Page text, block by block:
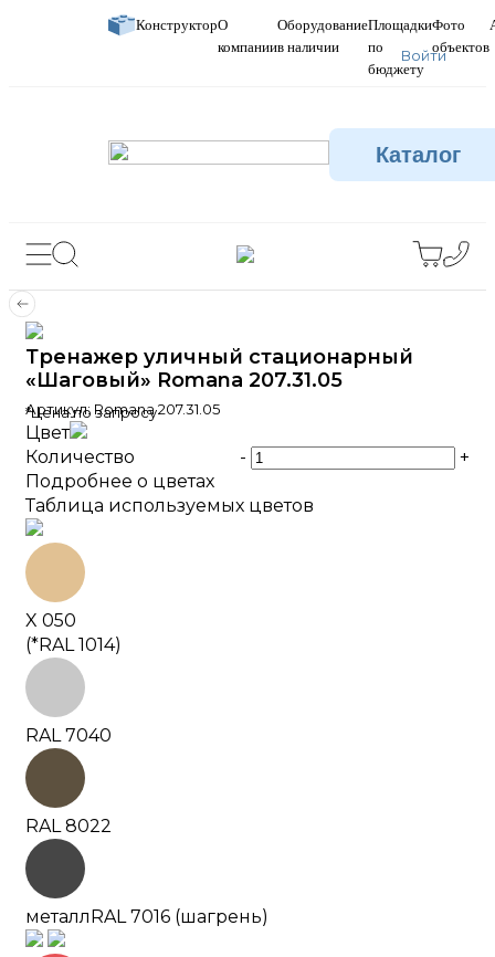
КонструкторО
компании
Оборудование
в наличии
Площадки
по
бюджету
Фото
объектов
Войти
Каталог
Тренажер уличный стационарный
«Шаговый» Romana 207.31.05
Артикул: Romana 207.31.05
*Цена по запросу
Цвет
Количество
-
+
Подробнее о цветах
Таблица используемых цветов
X 050
(*RAL 1014)
RAL 7040
RAL 8022
металлRAL 7016 (шагрень)